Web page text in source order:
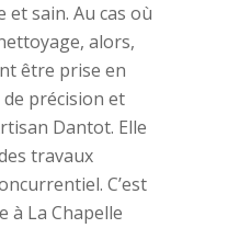
sain. Au cas où
alors,
être prise en
précision et
Dantot. Elle
travaux
C’est
à La Chapelle